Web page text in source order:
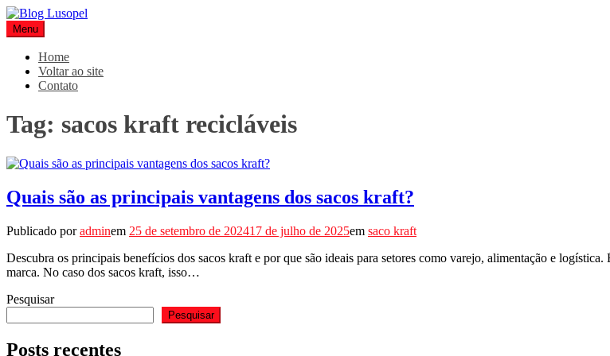
Pular
para
o
conteúdo
Blog Lusopel
Especialistas em Embalagens
Menu
Home
Voltar ao site
Contato
Tag: sacos kraft recicláveis
Quais são as principais vantagens dos sacos kraft?
Publicado poradminem 25 de setembro de 202417 de julho de 2025em saco kraft
Descubra os principais benefícios dos sacos kraft e por que são ideais para setores como varejo, alimentação e
marca. No caso dos sacos kraft, isso…
Pesquisar
Pesquisar
Posts recentes